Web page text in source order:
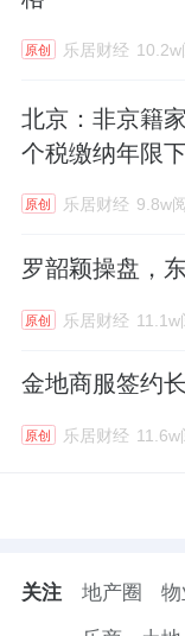
原创 乐居财经 10.2w
北京：非京籍
个税缴纳年限
原创 乐居财经 9.8w
罗韶颖操盘，
原创 乐居财经 11.1w
金地商服签约
原创 乐居财经 11.6w
关注 地产圈